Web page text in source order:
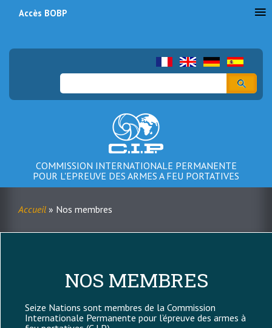
Rechercher
COMMISSION INTERNATIONALE PERMANENTE
POUR L'EPREUVE DES ARMES A FEU PORTATIVES
du
compte
l'utilisateur
Accès BOBP
Fil
Accueil Nos membres
NOS MEMBRES
Seize Nations sont membres de la Commission
Internationale Permanente pour l’épreuve des armes à